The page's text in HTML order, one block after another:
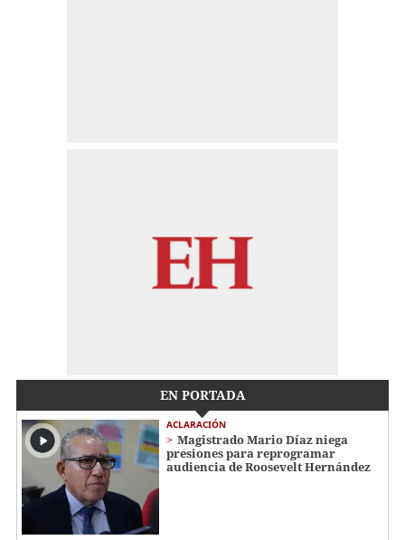
EN PORTADA
ACLARACIÓN
Magistrado Mario Díaz niega
presiones para reprogramar
audiencia de Roosevelt Hernández